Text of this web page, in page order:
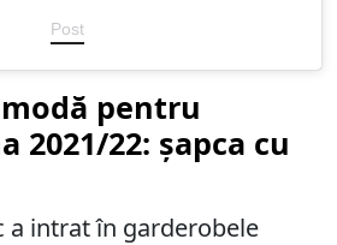
Post
pentru
2021/22: șapca cu
a intrat în garderobele